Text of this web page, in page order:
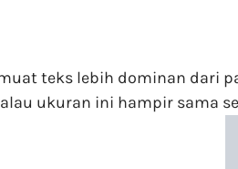
teks lebih dominan dari
ukuran ini hampir sama